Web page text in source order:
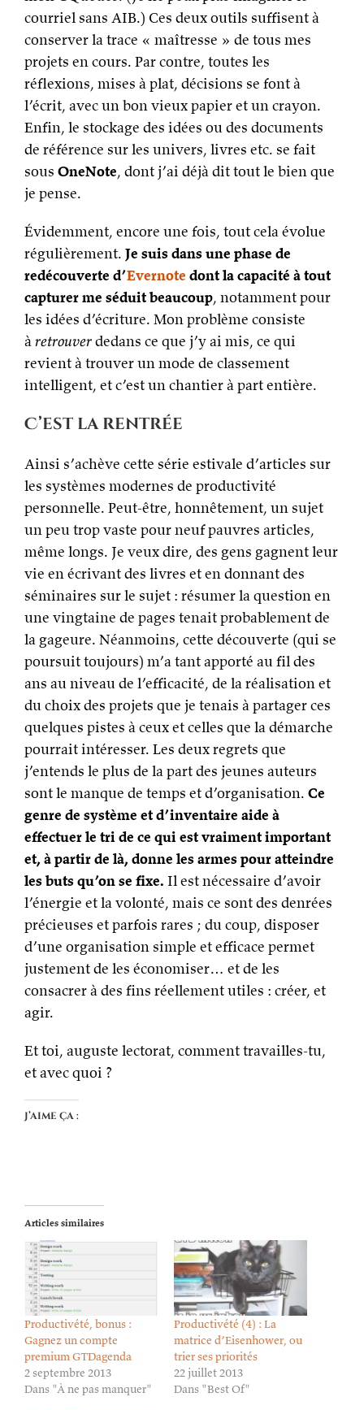
courriel sans AIB.) Ces deux outils suffisent à
conserver la trace « maîtresse » de tous mes
projets en cours. Par contre, toutes les
réflexions, mises à plat, décisions se font à
l’écrit, avec un bon vieux papier et un crayon.
Enfin, le stockage des idées ou des documents
de référence sur les univers, livres etc. se fait
sous OneNote, dont j’ai déjà dit tout le bien que
je pense.
Évidemment, encore une fois, tout cela évolue
régulièrement. Je suis dans une phase de
redécouverte d’Evernote dont la capacité à tout
capturer me séduit beaucoup, notamment pour
les idées d’écriture. Mon problème consiste
àretrouverdedans ce que j’y ai mis, ce qui
revient à trouver un mode de classement
intelligent, et c’est un chantier à part entière.
C’est la rentrée
Ainsi s’achève cette série estivale d’articles sur
les systèmes modernes de productivité
personnelle. Peut-être, honnêtement, un sujet
un peu trop vaste pour neuf pauvres articles,
même longs. Je veux dire, des gens gagnent leur
vie en écrivant des livres et en donnant des
séminaires sur le sujet : résumer la question en
une vingtaine de pages tenait probablement de
la gageure. Néanmoins, cette découverte (qui se
poursuit toujours) m’a tant apporté au fil des
ans au niveau de l’efficacité, de la réalisation et
du choix des projets que je tenais à partager ces
quelques pistes à ceux et celles que la démarche
pourrait intéresser. Les deux regrets que
j’entends le plus de la part des jeunes auteurs
sont le manque de temps et d’organisation. Ce
genre de système et d’inventaire aide à
effectuer le tri de ce qui est vraiment important
et, à partir de là, donne les armes pour atteindre
les buts qu’on se fixe. Il est nécessaire d’avoir
l’énergie et la volonté, mais ce sont des denrées
précieuses et parfois rares ; du coup, disposer
d’une organisation simple et efficace permet
justement de les économiser… et de les
consacrer à des fins réellement utiles : créer, et
agir.
Et toi, auguste lectorat, comment travailles-tu,
et avec quoi ?
J’aime ça :
Articles similaires
Productivété, bonus :
Gagnez un compte
premium GTDagenda
2 septembre 2013
Dans "À ne pas manquer"
Productivété (4) : La
matrice d’Eisenhower, ou
trier ses priorités
22 juillet 2013
Dans "Best Of"